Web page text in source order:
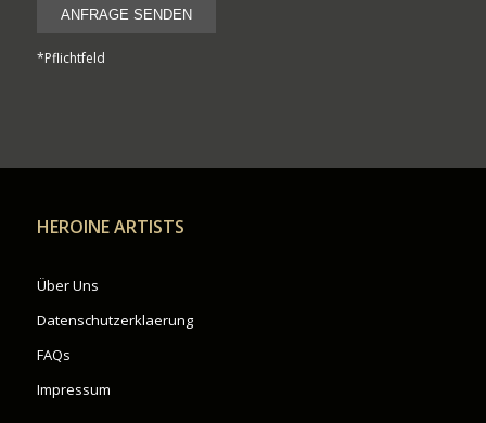
*Pflichtfeld
HEROINE ARTISTS
Über Uns
Datenschutzerklaerung
FAQs
Impressum